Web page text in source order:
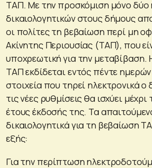
ΤΑΠ. Με την προσκόμιση μόνο δύο
δικαιολογητικών στους δήμους
οι πολίτες τη βεβαίωση περί μη
Ακίνητης Περιουσίας (ΤΑΠ), που
υποχρεωτική για την μεταβίβαση.
ΤΑΠ εκδίδεται εντός πέντε
στοιχεία που τηρεί ηλεκτρονικά ο
τις νέες ρυθμίσεις θα ισχύει
έτους έκδοσής της. Τα
δικαιολογητικά για τη βεβαίωση
εξής:
Για την περίπτωση